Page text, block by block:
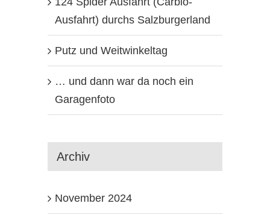
Ausfahrt) durchs Salzburgerland
Putz und Weitwinkeltag
… und dann war da noch ein
Garagenfoto
Archiv
November 2024